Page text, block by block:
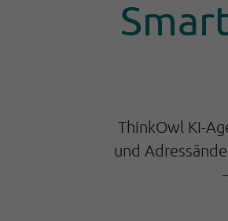
ThinkOwl KI-
und